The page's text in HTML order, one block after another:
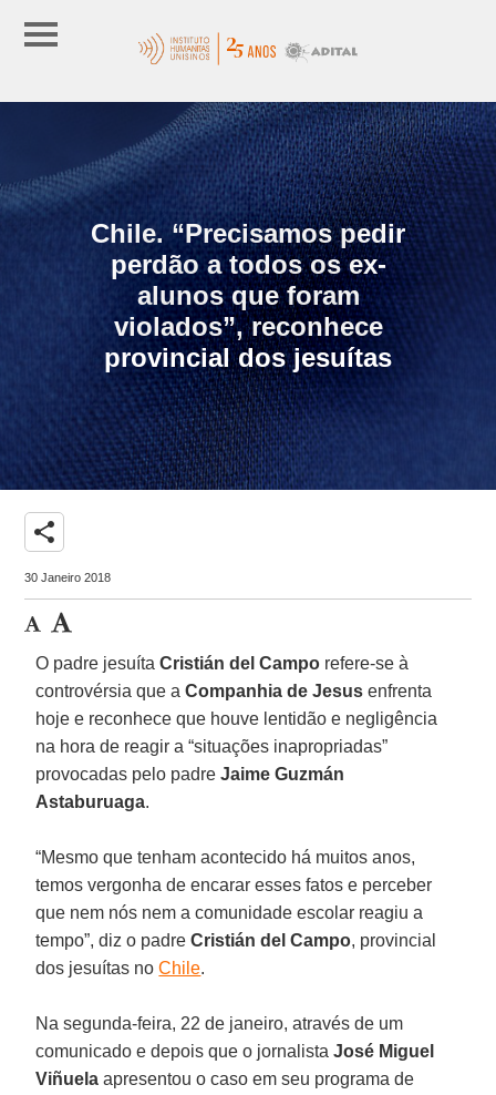
Chile. “Precisamos pedir
perdão a todos os ex-
alunos que foram
violados”, reconhece
provincial dos jesuítas
share
30 Janeiro 2018
O padre jesuítaCristián del Campo refere-se à
controvérsia que aCompanhia de Jesus enfrenta
hoje e reconhece que houve lentidão e negligência
na hora de reagir a “situações inapropriadas”
provocadas pelo padreJaime Guzmán
Astaburuaga.
“Mesmo que tenham acontecido há muitos anos,
temos vergonha de encarar esses fatos e perceber
que nem nós nem a comunidade escolar reagiu a
tempo”, diz o padreCristián del Campo, provincial
dos jesuítas noChile.
Na segunda-feira, 22 de janeiro, através de um
comunicado e depois que o jornalistaJosé Miguel
Viñuela apresentou o caso em seu programa de